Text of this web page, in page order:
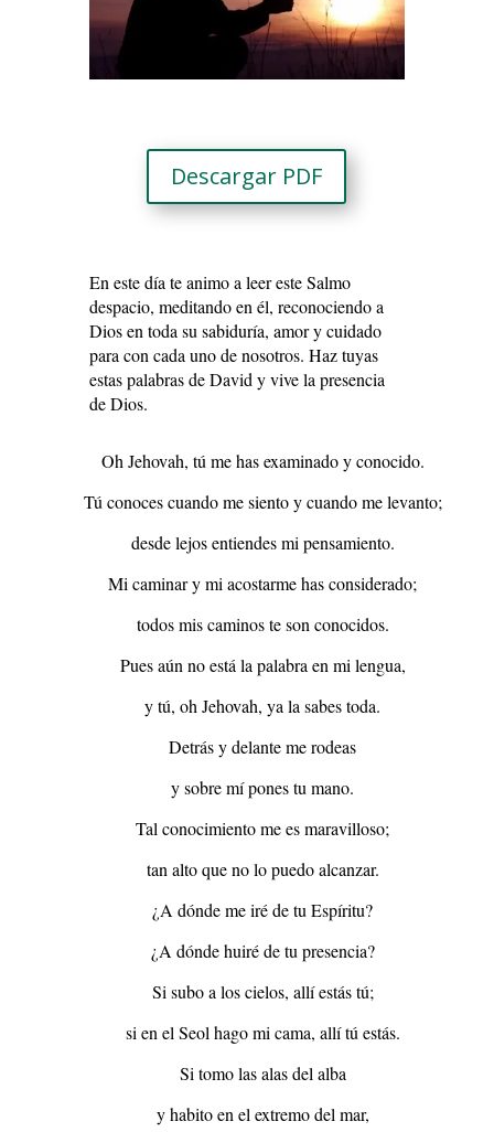
Descargar PDF
En este día te animo a leer este Salmo
despacio, meditando en él, reconociendo a
Dios en toda su sabiduría, amor y cuidado
para con cada uno de nosotros. Haz tuyas
estas palabras de David y vive la presencia
de Dios.
Oh Jehovah, tú me has examinado y conocido.
Tú conoces cuando me siento y cuando me levanto;
desde lejos entiendes mi pensamiento.
Mi caminar y mi acostarme has considerado;
todos mis caminos te son conocidos.
Pues aún no está la palabra en mi lengua,
y tú, oh Jehovah, ya la sabes toda.
Detrás y delante me rodeas
y sobre mí pones tu mano.
Tal conocimiento me es maravilloso;
tan alto que no lo puedo alcanzar.
¿A dónde me iré de tu Espíritu?
¿A dónde huiré de tu presencia?
Si subo a los cielos, allí estás tú;
si en el Seol hago mi cama, allí tú estás.
Si tomo las alas del alba
y habito en el extremo del mar,